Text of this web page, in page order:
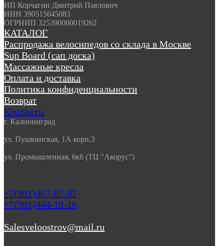
ИП Корчагин Дмитрий Павлович
ИНН 390515645083
ОГРНИП 325390000019262
КАТАЛОГ
Распродажа велосипедов со склада в Москве
Sup Board (сап доска)
Массажные кресла
Оплата и доставка
Политика конфиденциальности
Возврат
Контакты
г. Калининград
ул. Пушкинская, 1А корп.3
ул. Промышленная, 6к6 (ТЦ "Акорус")
+7(981)467-87-87
+7(981)464-19-16
Salesveloostrov@mail.ru